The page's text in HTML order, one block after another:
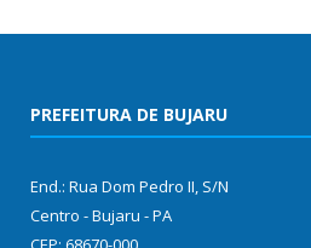
PREFEITURA DE BUJARU
End.: Rua Dom Pedro II, S/N
Centro - Bujaru - PA